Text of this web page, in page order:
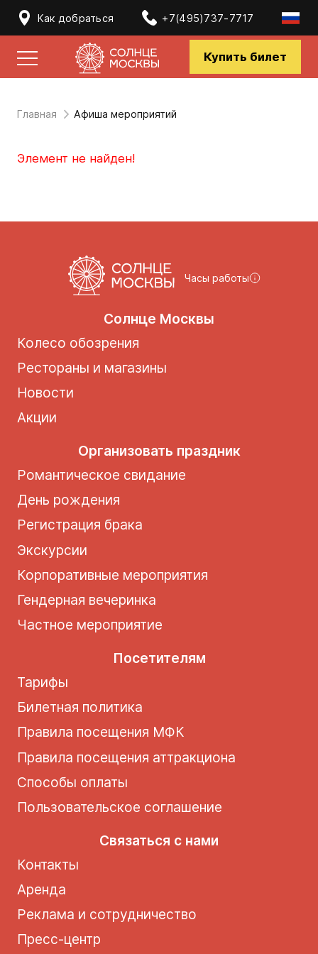
Как добраться +7(495)737-7717
Купить билет
Главная Афиша мероприятий
Элемент не найден!
Часы работы
Солнце Москвы
Колесо обозрения
Рестораны и магазины
Новости
Акции
Организовать праздник
Романтическое свидание
День рождения
Регистрация брака
Экскурсии
Корпоративные мероприятия
Гендерная вечеринка
Частное мероприятие
Посетителям
Тарифы
Билетная политика
Правила посещения МФК
Правила посещения аттракциона
Способы оплаты
Пользовательское соглашение
Связаться с нами
Контакты
Аренда
Реклама и сотрудничество
Пресс-центр